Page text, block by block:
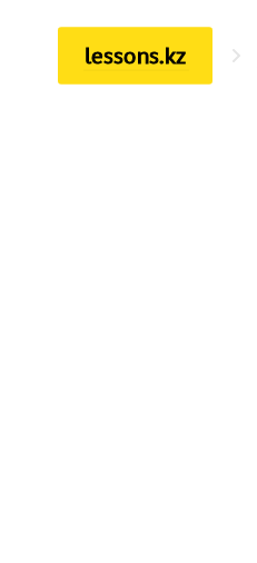
lessons.kz
Математика